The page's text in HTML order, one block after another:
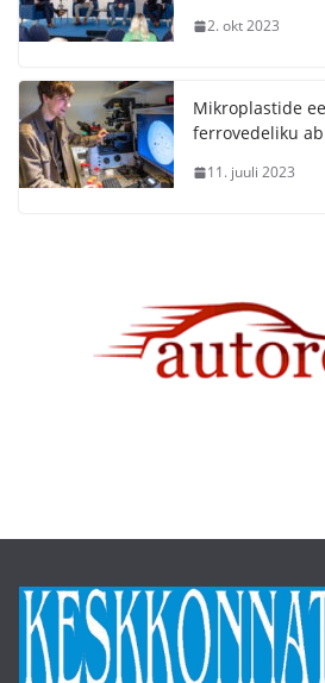
2. okt 2023
Mikroplastide
ferrovedeliku
11. juuli 2023